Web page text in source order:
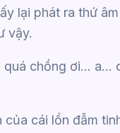
lại phát ra thứ
vậy.
chồng ơi… a…
cái lồn đẫm